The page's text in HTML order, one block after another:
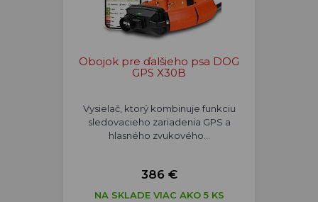
Obojok pre ďalšieho psa DOG
GPS X30B
Vysielač, ktorý kombinuje funkciu
sledovacieho zariadenia GPS a
hlasného zvukového…
386 €
NA SKLADE VIAC AKO 5 KS